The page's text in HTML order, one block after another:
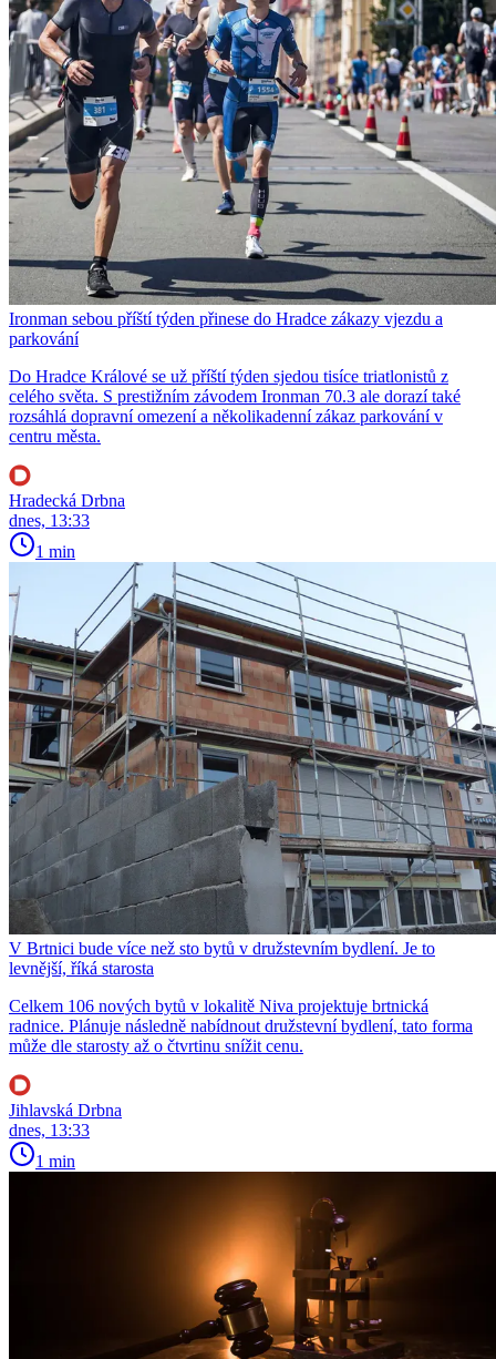
Ironman sebou příští týden přinese do Hradce zákazy vjezdu a
parkování
Do Hradce Králové se už příští týden sjedou tisíce triatlonistů z
celého světa. S prestižním závodem Ironman 70.3 ale dorazí také
rozsáhlá dopravní omezení a několikadenní zákaz parkování v
centru města.
Hradecká Drbna
dnes, 13:33
1 min
V Brtnici bude více než sto bytů v družstevním bydlení. Je to
levnější, říká starosta
Celkem 106 nových bytů v lokalitě Niva projektuje brtnická
radnice. Plánuje následně nabídnout družstevní bydlení, tato forma
může dle starosty až o čtvrtinu snížit cenu.
Jihlavská Drbna
dnes, 13:33
1 min